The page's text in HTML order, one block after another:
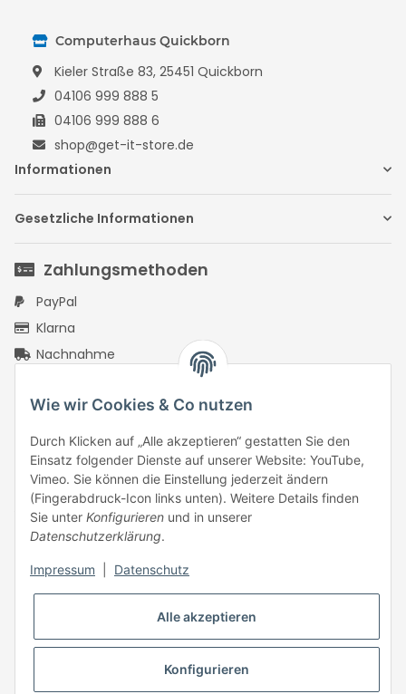
Computerhaus Quickborn
Kieler Straße 83, 25451 Quickborn
04106 999 888 5
04106 999 888 6
shop@get-it-store.de
Informationen
Gesetzliche Informationen
Zahlungsmethoden
PayPal
Klarna
Nachnahme
PayPal Checkout
Rechnungskauf mit Ratepay
PayPal Kreditkarte
Google Pay
Apple Pay
Klarna Pay Later
Klarna Pay Now
Klarna Slice It
* Alle Preise inkl. gesetzlicher USt., zzgl.
Wie wir Cookies & Co nutzen
Durch Klicken auf „Alle akzeptieren“ gestatten Sie den
Einsatz folgender Dienste auf unserer Website: YouTube,
Vimeo. Sie können die Einstellung jederzeit ändern
(Fingerabdruck-Icon links unten). Weitere Details finden
Sie unter Konfigurieren und in unserer
Datenschutzerklärung.
Impressum Datenschutz
Alle akzeptieren
Konfigurieren